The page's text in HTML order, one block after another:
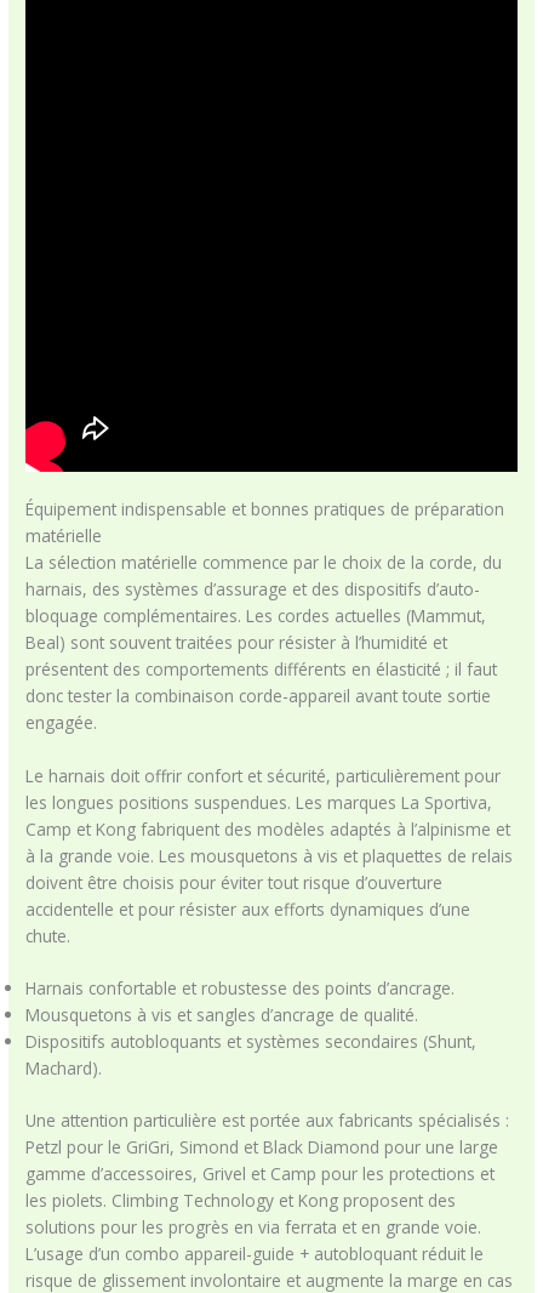
Équipement indispensable et bonnes pratiques de préparation
matérielle
La sélection matérielle commence par le choix de la corde, du
harnais, des systèmes d’assurage et des dispositifs d’auto-
bloquage complémentaires. Les cordes actuelles (Mammut,
Beal) sont souvent traitées pour résister à l’humidité et
présentent des comportements différents en élasticité ; il faut
donc tester la combinaison corde-appareil avant toute sortie
engagée.
Le harnais doit offrir confort et sécurité, particulièrement pour
les longues positions suspendues. Les marques La Sportiva,
Camp et Kong fabriquent des modèles adaptés à l’alpinisme et
à la grande voie. Les mousquetons à vis et plaquettes de relais
doivent être choisis pour éviter tout risque d’ouverture
accidentelle et pour résister aux efforts dynamiques d’une
chute.
Harnais confortable et robustesse des points d’ancrage.
Mousquetons à vis et sangles d’ancrage de qualité.
Dispositifs autobloquants et systèmes secondaires (Shunt,
Machard).
Une attention particulière est portée aux fabricants spécialisés :
Petzl pour le GriGri, Simond et Black Diamond pour une large
gamme d’accessoires, Grivel et Camp pour les protections et
les piolets. Climbing Technology et Kong proposent des
solutions pour les progrès en via ferrata et en grande voie.
L’usage d’un combo appareil-guide + autobloquant réduit le
risque de glissement involontaire et augmente la marge en cas